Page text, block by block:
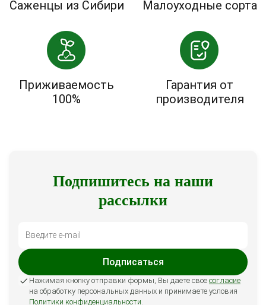
Саженцы из Сибири Малоуходные сорта
Приживаемость
100%
Гарантия от
производителя
Подпишитесь на наши
рассылки
Подписаться
Нажимая кнопку отправки формы, Вы даете свое согласие
на обработку персональных данных и принимаете условия
Политики конфиденциальности.